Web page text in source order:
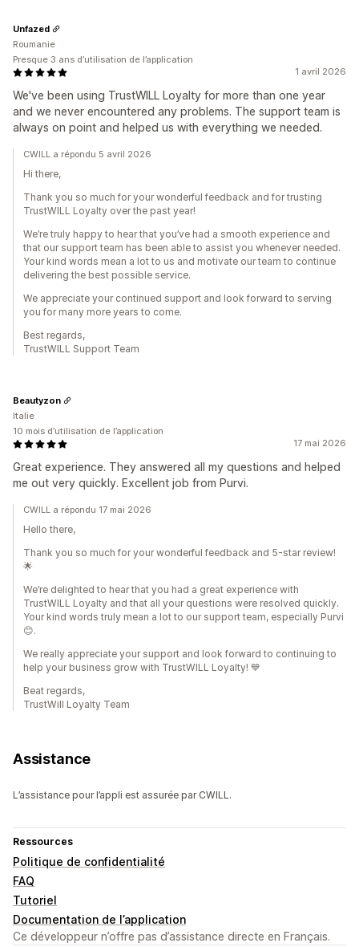
1 avril 2026
We've been using TrustWILL Loyalty for more than one year
and we never encountered any problems. The support team is
always on point and helped us with everything we needed.
Unfazed
Roumanie
Presque 3 ans d’utilisation de l’application
CWILL a répondu 5 avril 2026
Hi there,
Thank you so much for your wonderful feedback and for trusting
TrustWILL Loyalty over the past year!
We’re truly happy to hear that you’ve had a smooth experience and
that our support team has been able to assist you whenever needed.
Your kind words mean a lot to us and motivate our team to continue
delivering the best possible service.
We appreciate your continued support and look forward to serving
you for many more years to come.
Best regards,
TrustWILL Support Team
17 mai 2026
Great experience. They answered all my questions and helped
me out very quickly. Excellent job from Purvi.
Beautyzon
Italie
10 mois d’utilisation de l’application
CWILL a répondu 17 mai 2026
Hello there,
Thank you so much for your wonderful feedback and 5-star review!
🌟
We’re delighted to hear that you had a great experience with
TrustWILL Loyalty and that all your questions were resolved quickly.
Your kind words truly mean a lot to our support team, especially Purvi
😊.
We really appreciate your support and look forward to continuing to
help your business grow with TrustWILL Loyalty! 💙
Beat regards,
TrustWill Loyalty Team
Assistance
L’assistance pour l’appli est assurée par CWILL.
Ressources
Politique de confidentialité
FAQ
Tutoriel
Documentation de l’application
Ce développeur n’offre pas d’assistance directe en Français.